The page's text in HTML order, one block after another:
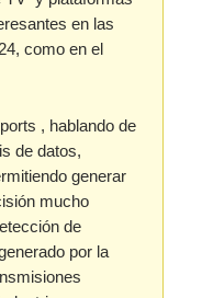
en las
como en el
, hablando de
de datos,
generar
mucho
de
por la